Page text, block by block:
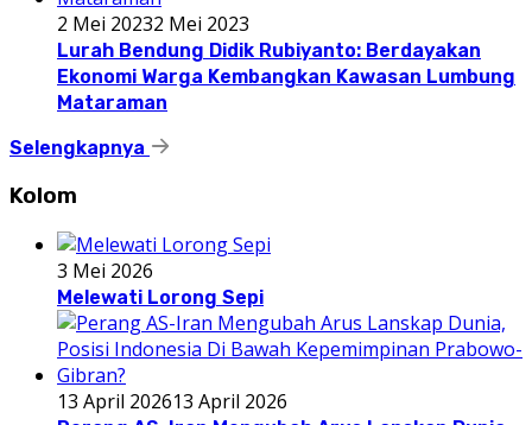
2 Mei 20232 Mei 2023
Lurah Bendung Didik Rubiyanto: Berdayakan
Ekonomi Warga Kembangkan Kawasan Lumbung
Mataraman
Selengkapnya
Kolom
3 Mei 2026
Melewati Lorong Sepi
13 April 202613 April 2026